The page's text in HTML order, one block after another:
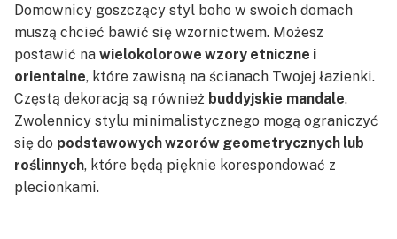
Domownicy goszczący styl boho w swoich domach
muszą chcieć bawić się wzornictwem. Możesz
postawić na wielokolorowe wzory etniczne i
orientalne, które zawisną na ścianach Twojej łazienki.
Częstą dekoracją są również buddyjskie mandale.
Zwolennicy stylu minimalistycznego mogą ograniczyć
się do podstawowych wzorów geometrycznych lub
roślinnych, które będą pięknie korespondować z
plecionkami.